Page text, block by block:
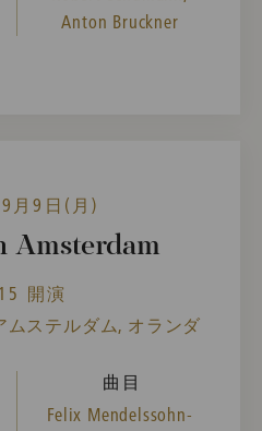
Anton Bruckner
月9日(月)
Amsterdam
開演
ムステルダム, オランダ
曲目
Felix Mendelssohn-